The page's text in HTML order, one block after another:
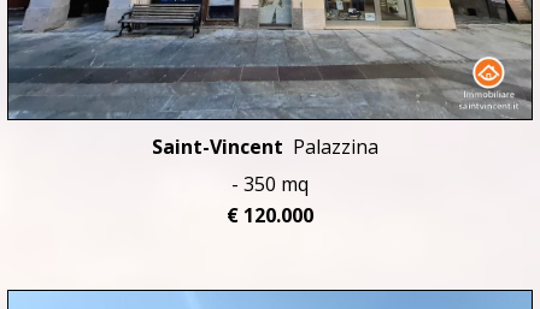
Saint-Vincent Palazzina
- 350 mq
€ 120.000